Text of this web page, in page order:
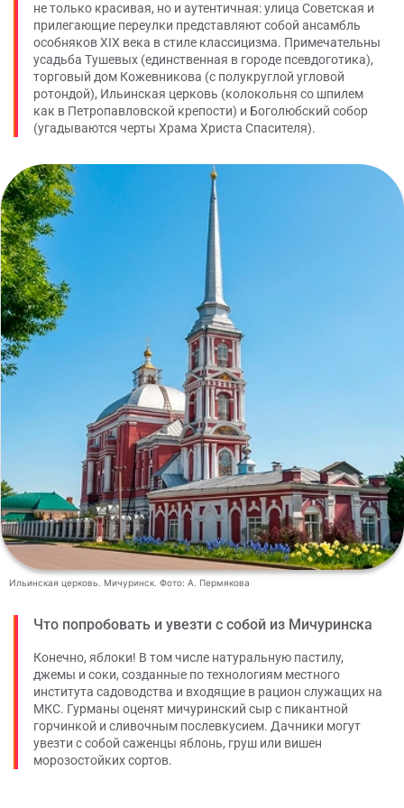
не только красивая, но и аутентичная: улица Советская и
прилегающие переулки представляют собой ансамбль
особняков XIX века в стиле классицизма. Примечательны
усадьба Тушевых (единственная в городе псевдоготика),
торговый дом Кожевникова (с полукруглой угловой
ротондой), Ильинская церковь (колокольня со шпилем
как в Петропавловской крепости) и Боголюбский собор
(угадываются черты Храма Христа Спасителя).
Ильинская церковь. Мичуринск. Фото: А. Пермякова
Что попробовать и увезти с собой из Мичуринска
Конечно, яблоки! В том числе натуральную пастилу,
джемы и соки, созданные по технологиям местного
института садоводства и входящие в рацион служащих на
МКС. Гурманы оценят мичуринский сыр с пикантной
горчинкой и сливочным послевкусием. Дачники могут
увезти с собой саженцы яблонь, груш или вишен
морозостойких сортов.